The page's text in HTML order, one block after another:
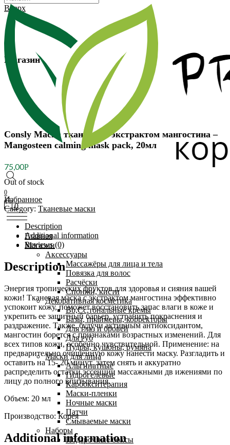
0
0
Главная
Магазин
Аксессуары
Массажёры для лица и тела
Повязка для волос
Расчёски
Спонжи, кисти
Декоративная косметика
Bb,Cc,тональные кремы
Базы, праймеры, корректоры
Для глаз и бровей
Для губ
Пудры, кушоны, румяна
Маски для лица
Альгинатные
Гидрогелевые
Карбокситерапия
Маски-пленки
Ночные маски
Патчи
Смываемые маски
Наборы
Подарочные боксы
Вверх
Магазин
Consly Маска тканевая с экстрактом мангостина –
Mangosteen calming mask pack, 20мл
75,00Р
Out of stock
Избранное
Category: Тканевые маски
Description
Additional information
Reviews (0)
Description
Энергия тропических фруктов для здоровья и сияния вашей
кожи! Тканевая маска с экстрактом мангостина эффективно
успокоит кожу, поможет восстановить запас влаги в коже и
укрепить ее защитный барьер, устранить покраснения и
раздражение. Также, будучи активным антиоксидантом,
мангостин борется с признаками возрастных изменений. Для
всех типов кожи, особенно чувствительной. Применение: на
предварительно очищенную кожу нанести маску. Разгладить и
оставить на 15- 20 минут, затем снять и аккуратно
распределить остатки эссенции массажными дв ижениями по
лицу до полного впитывания.
Объем: 20 мл
Производство: Корея
Additional information